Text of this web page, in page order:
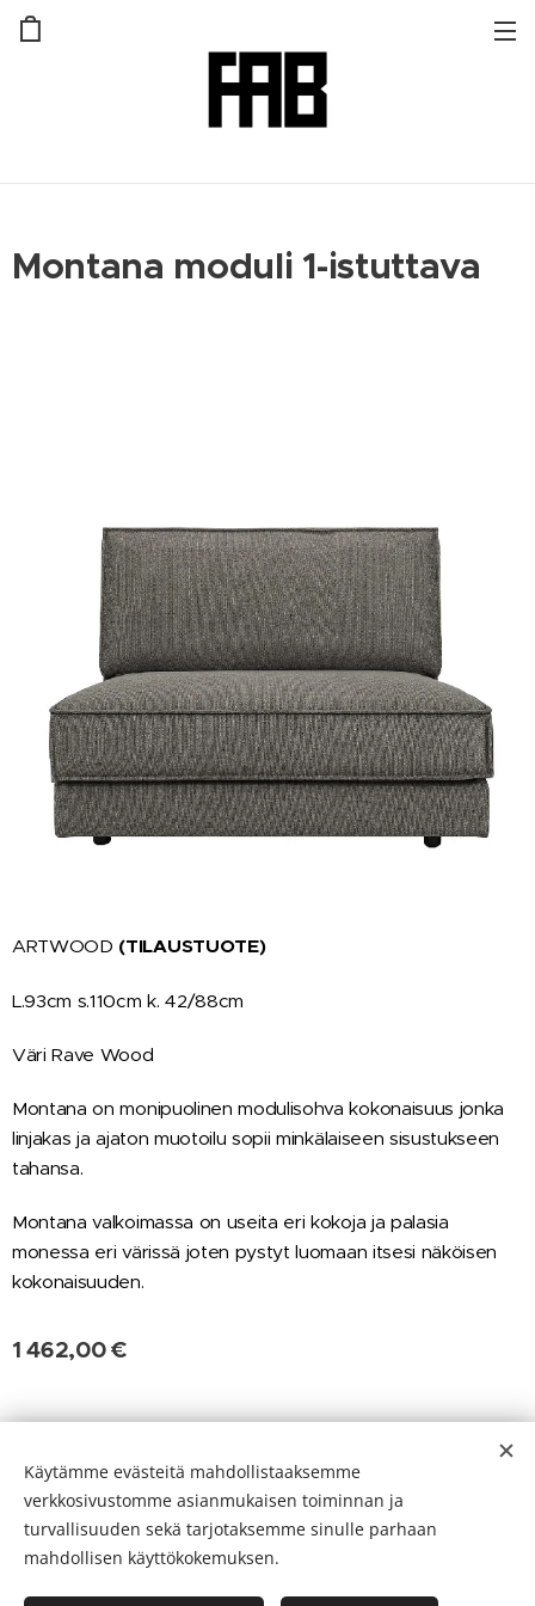
Montana moduli 1-istuttava
ARTWOOD (TILAUSTUOTE)
L.93cm s.110cm k. 42/88cm
Väri Rave Wood
Montana on monipuolinen modulisohva kokonaisuus jonka
linjakas ja ajaton muotoilu sopii minkälaiseen sisustukseen
tahansa.
Montana valkoimassa on useita eri kokoja ja palasia
monessa eri värissä joten pystyt luomaan itsesi näköisen
kokonaisuuden.
1 462,00€
Kielet
Suomi
English
Käytämme evästeitä mahdollistaaksemme
verkkosivustomme asianmukaisen toiminnan ja
turvallisuuden sekä tarjotaksemme sinulle parhaan
mahdollisen käyttökokemuksen.